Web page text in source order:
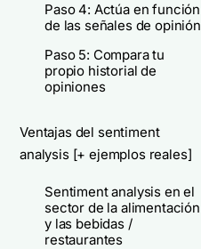
Paso 4: Actúa en función
de las señales de opinión
Paso 5: Compara tu
propio historial de
opiniones
Ventajas del sentiment
analysis [+ ejemplos reales]
Sentiment analysis en el
sector de la alimentación
y las bebidas /
restaurantes